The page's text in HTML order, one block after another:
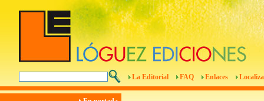
La Editorial FAQ Enlaces